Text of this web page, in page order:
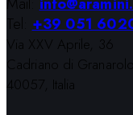
Tel: +39 051
Via XXV Aprile, 36
Cadriano di
40057, Italia